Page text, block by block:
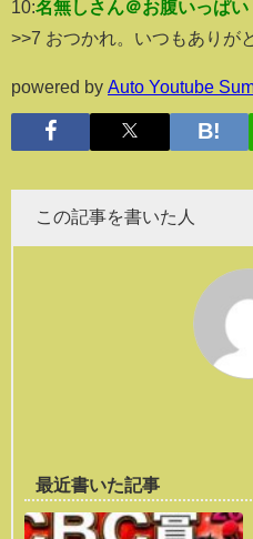
10:名無しさん＠お腹いっぱい
>>7 おつかれ。いつもありが
powered by Auto Youtube
この記事を書いた人
最近書いた記事